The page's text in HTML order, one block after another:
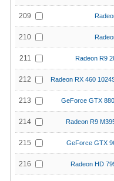
209
210
211 Radeon R9
212 Radeon RX 460
213 GeForce GTX
214 Radeon R9
215 GeForce GTX
216 Radeon HD